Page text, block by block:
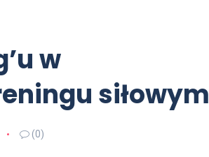
w
siłowym
(0)